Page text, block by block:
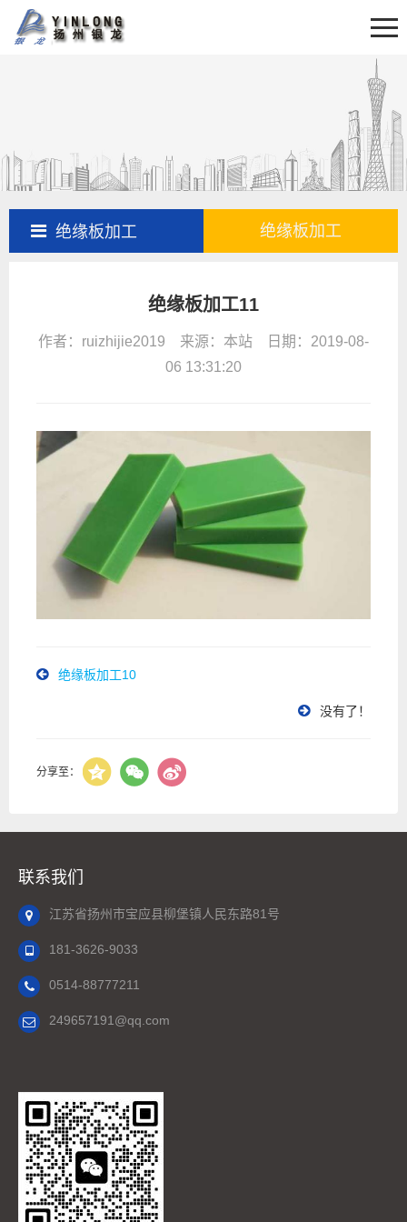
产品百科
联系我们
绝缘板加工 绝缘板加工
绝缘板加工11
作者：ruizhijie2019 来源：本站 日期：2019-08-
06 13:31:20
绝缘板加工10
没有了！
分享至：
联系我们
江苏省扬州市宝应县柳堡镇人民东路81号
181-3626-9033
0514-88777211
249657191@qq.com